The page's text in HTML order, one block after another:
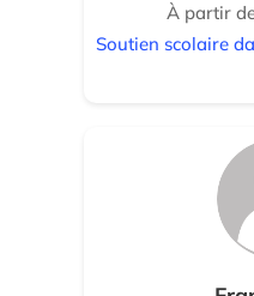
À partir
Soutien scolaire